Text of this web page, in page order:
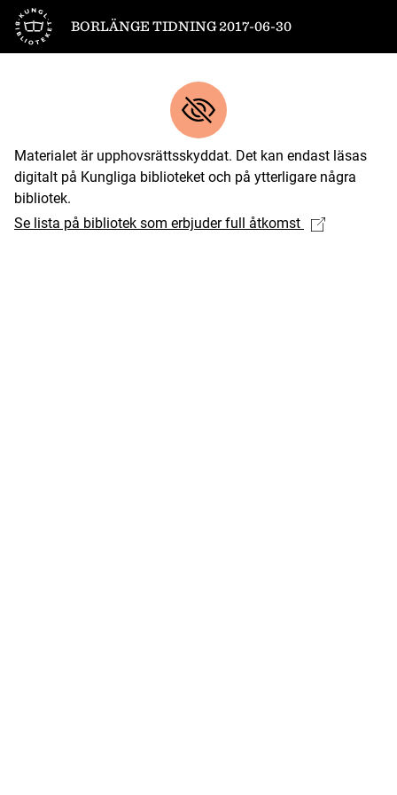
Till startsidan
BORLÄNGE TIDNING 2017-06-30
Materialet är upphovsrättsskyddat. Det kan endast läsas
digitalt på Kungliga biblioteket och på ytterligare några
bibliotek.
Se lista på bibliotek som erbjuder full åtkomst